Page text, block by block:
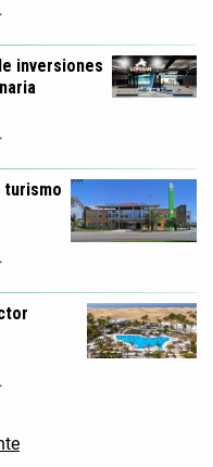
inversiones
turismo